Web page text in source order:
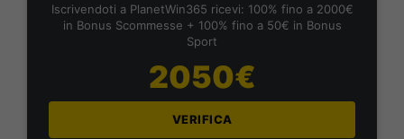
Iscrivendoti a PlanetWin365 ricevi: 100% fino a 2000€
in Bonus Scommesse + 100% fino a 50€ in Bonus
Sport
2050€
VERIFICA